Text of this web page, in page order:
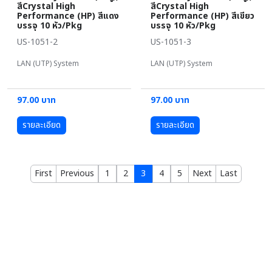
สีCrystal High
Performance (HP) สีแดง
บรรจุ 10 หัว/Pkg
US-1051-2
LAN (UTP) System
97.00 บาท
รายละเอียด
สีCrystal High
Performance (HP) สีเขียว
บรรจุ 10 หัว/Pkg
US-1051-3
LAN (UTP) System
97.00 บาท
รายละเอียด
First Previous 1 2 3 4 5 Next Last